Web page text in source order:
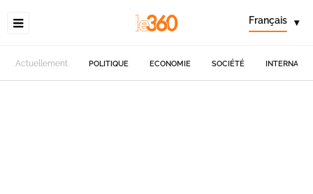
Français ▾
Actuellement POLITIQUE ECONOMIE SOCIÉTÉ